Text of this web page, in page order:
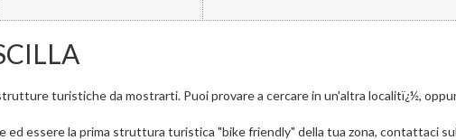
turistiche da mostrarti. Puoi provare a cercare in un'altra localitï¿½,
ed essere la prima struttura turistica "bike friendly" della tua zona, contattaci